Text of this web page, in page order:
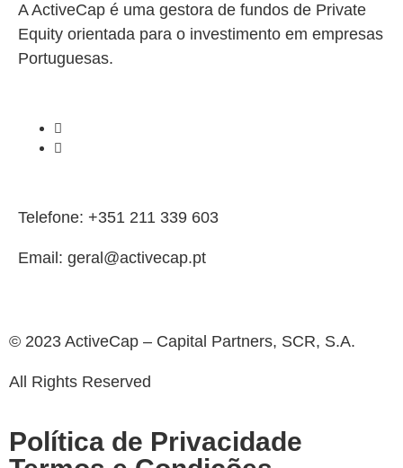
A ActiveCap é uma gestora de fundos de Private
Equity orientada para o investimento em empresas
Portuguesas.
Telefone: +351 211 339 603
Email: geral@activecap.pt
© 2023 ActiveCap – Capital Partners, SCR, S.A.
All Rights Reserved
Política de Privacidade